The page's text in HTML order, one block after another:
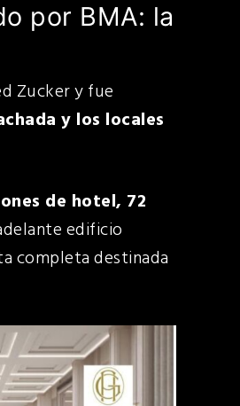
por BMA: la
Zucker y fue
y los locales
de hotel, 72
edificio
completa destinada